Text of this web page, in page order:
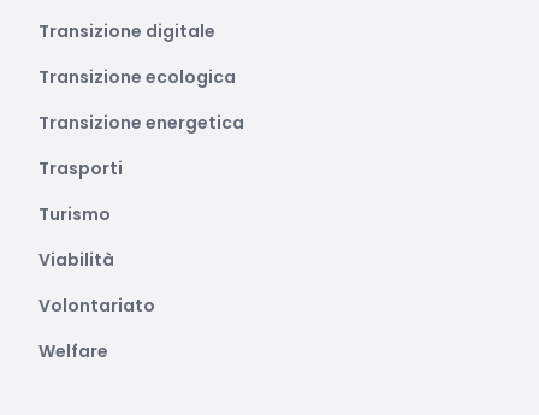
Transizione digitale
Transizione ecologica
Transizione energetica
Trasporti
Turismo
Viabilità
Volontariato
Welfare